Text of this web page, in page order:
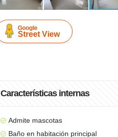
Google
Street View
Características internas
Admite mascotas
Baño en habitación principal